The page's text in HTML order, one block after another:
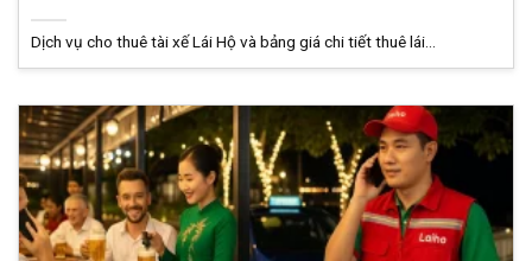
Dịch vụ cho thuê tài xế Lái Hộ và bảng giá chi tiết thuê lái...